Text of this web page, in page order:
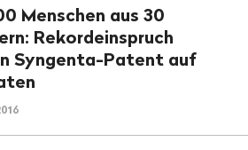
Menschen aus 30
Rekordeinspruch
Syngenta-Patent auf